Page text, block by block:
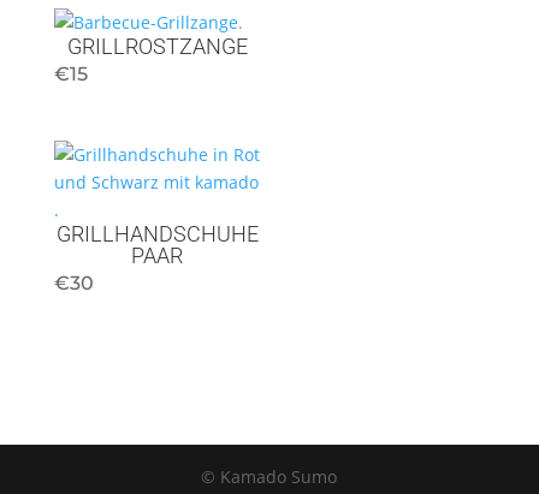
GRILLROSTZANGE
€15
GRILLHANDSCHUHE
PAAR
€30
© Kamado Sumo